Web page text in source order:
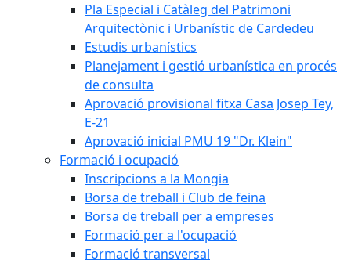
Pla Especial i Catàleg del Patrimoni
Arquitectònic i Urbanístic de Cardedeu
Estudis urbanístics
Planejament i gestió urbanística en procés
de consulta
Aprovació provisional fitxa Casa Josep Tey,
E-21
Aprovació inicial PMU 19 "Dr. Klein"
Formació i ocupació
Inscripcions a la Mongia
Borsa de treball i Club de feina
Borsa de treball per a empreses
Formació per a l'ocupació
Formació transversal